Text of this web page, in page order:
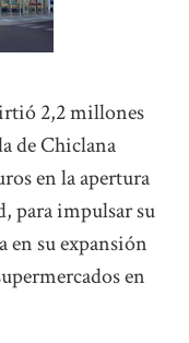
2,2 millones
de Chiclana
en la apertura
para impulsar su
en su expansión
en